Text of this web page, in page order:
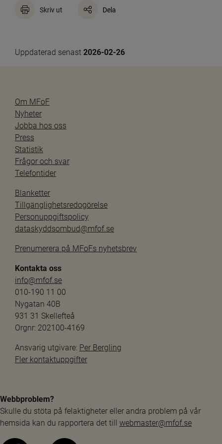
Skriv ut Dela
Uppdaterad senast 2026-02-26
Om MFoF
Nyheter
Jobba hos oss
Press
Statistik
Frågor och svar
Telefontider
Blanketter
Tillgänglighetsredogörelse
Personuppgiftspolicy
dataskyddsombud@mfof.se
Prenumerera på MFoFs nyhetsbrev
Kontakta oss
info@mfof.se
010-190 11 00
Nygatan 40B
931 31 Skellefteå
Orgnr: 202100-4169
Ansvarig utgivare: Per Bergling
Fler kontaktuppgifter
Webbproblem?
Skulle du stöta på felaktigheter eller andra problem på vår
hemsida kan du rapportera det till webmaster@mfof.se